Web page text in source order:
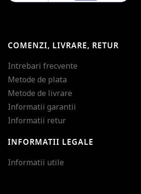
COMENZI, LIVRARE, RETUR
Intrebari frecvente
Metode de plata
Metode de livrare
Informatii garantii
Informatii retur
INFORMATII LEGALE
Informatii utile